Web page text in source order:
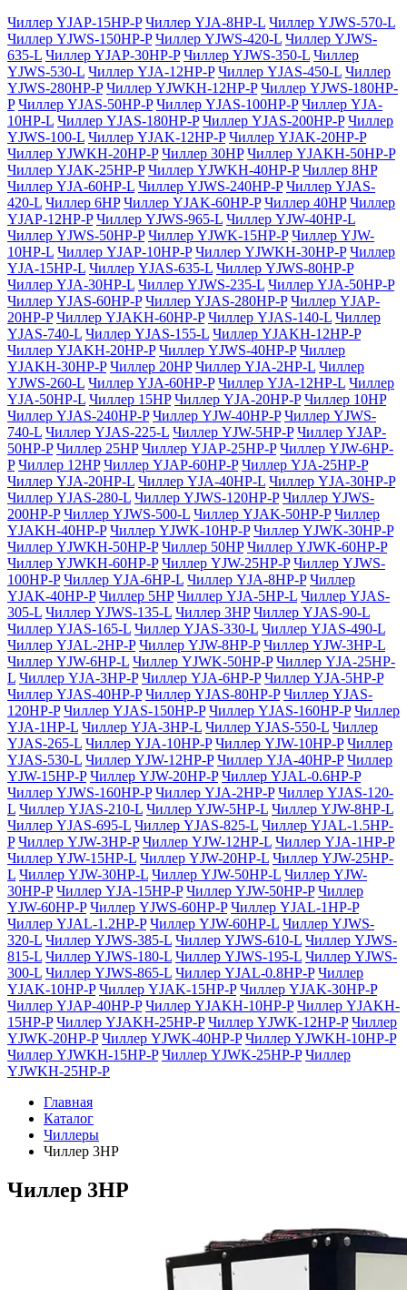
Чиллер YJAP-15HP-P Чиллер YJA-8HP-L Чиллер YJWS-570-L
Чиллер YJWS-150HP-P Чиллер YJWS-420-L Чиллер YJWS-
635-L Чиллер YJAP-30HP-P Чиллер YJWS-350-L Чиллер
YJWS-530-L Чиллер YJA-12HP-P Чиллер YJAS-450-L Чиллер
YJWS-280HP-P Чиллер YJWKH-12HP-P Чиллер YJWS-180HP-
P Чиллер YJAS-50HP-P Чиллер YJAS-100HP-P Чиллер YJA-
10HP-L Чиллер YJAS-180HP-P Чиллер YJAS-200HP-P Чиллер
YJWS-100-L Чиллер YJAK-12HP-P Чиллер YJAK-20HP-P
Чиллер YJWKH-20HP-P Чиллер 30HP Чиллер YJAKH-50HP-P
Чиллер YJAK-25HP-P Чиллер YJWKH-40HP-P Чиллер 8HP
Чиллер YJA-60HP-L Чиллер YJWS-240HP-P Чиллер YJAS-
420-L Чиллер 6HP Чиллер YJAK-60HP-P Чиллер 40HP Чиллер
YJAP-12HP-P Чиллер YJWS-965-L Чиллер YJW-40HP-L
Чиллер YJWS-50HP-P Чиллер YJWK-15HP-P Чиллер YJW-
10HP-L Чиллер YJAP-10HP-P Чиллер YJWKH-30HP-P Чиллер
YJA-15HP-L Чиллер YJAS-635-L Чиллер YJWS-80HP-P
Чиллер YJA-30HP-L Чиллер YJWS-235-L Чиллер YJA-50HP-P
Чиллер YJAS-60HP-P Чиллер YJAS-280HP-P Чиллер YJAP-
20HP-P Чиллер YJAKH-60HP-P Чиллер YJAS-140-L Чиллер
YJAS-740-L Чиллер YJAS-155-L Чиллер YJAKH-12HP-P
Чиллер YJAKH-20HP-P Чиллер YJWS-40HP-P Чиллер
YJAKH-30HP-P Чиллер 20HP Чиллер YJA-2HP-L Чиллер
YJWS-260-L Чиллер YJA-60HP-P Чиллер YJA-12HP-L Чиллер
YJA-50HP-L Чиллер 15HP Чиллер YJA-20HP-P Чиллер 10HP
Чиллер YJAS-240HP-P Чиллер YJW-40HP-P Чиллер YJWS-
740-L Чиллер YJAS-225-L Чиллер YJW-5HP-P Чиллер YJAP-
50HP-P Чиллер 25HP Чиллер YJAP-25HP-P Чиллер YJW-6HP-
P Чиллер 12HP Чиллер YJAP-60HP-P Чиллер YJA-25HP-P
Чиллер YJA-20HP-L Чиллер YJA-40HP-L Чиллер YJA-30HP-P
Чиллер YJAS-280-L Чиллер YJWS-120HP-P Чиллер YJWS-
200HP-P Чиллер YJWS-500-L Чиллер YJAK-50HP-P Чиллер
YJAKH-40HP-P Чиллер YJWK-10HP-P Чиллер YJWK-30HP-P
Чиллер YJWKH-50HP-P Чиллер 50HP Чиллер YJWK-60HP-P
Чиллер YJWKH-60HP-P Чиллер YJW-25HP-P Чиллер YJWS-
100HP-P Чиллер YJA-6HP-L Чиллер YJA-8HP-P Чиллер
YJAK-40HP-P Чиллер 5HP Чиллер YJA-5HP-L Чиллер YJAS-
305-L Чиллер YJWS-135-L Чиллер 3HP Чиллер YJAS-90-L
Чиллер YJAS-165-L Чиллер YJAS-330-L Чиллер YJAS-490-L
Чиллер YJAL-2HP-P Чиллер YJW-8HP-P Чиллер YJW-3HP-L
Чиллер YJW-6HP-L Чиллер YJWK-50HP-P Чиллер YJA-25HP-
L Чиллер YJA-3HP-P Чиллер YJA-6HP-P Чиллер YJA-5HP-P
Чиллер YJAS-40HP-P Чиллер YJAS-80HP-P Чиллер YJAS-
120HP-P Чиллер YJAS-150HP-P Чиллер YJAS-160HP-P Чиллер
YJA-1HP-L Чиллер YJA-3HP-L Чиллер YJAS-550-L Чиллер
YJAS-265-L Чиллер YJA-10HP-P Чиллер YJW-10HP-P Чиллер
YJAS-530-L Чиллер YJW-12HP-P Чиллер YJA-40HP-P Чиллер
YJW-15HP-P Чиллер YJW-20HP-P Чиллер YJAL-0.6HP-P
Чиллер YJWS-160HP-P Чиллер YJA-2HP-P Чиллер YJAS-120-
L Чиллер YJAS-210-L Чиллер YJW-5HP-L Чиллер YJW-8HP-L
Чиллер YJAS-695-L Чиллер YJAS-825-L Чиллер YJAL-1.5HP-
P Чиллер YJW-3HP-P Чиллер YJW-12HP-L Чиллер YJA-1HP-P
Чиллер YJW-15HP-L Чиллер YJW-20HP-L Чиллер YJW-25HP-
L Чиллер YJW-30HP-L Чиллер YJW-50HP-L Чиллер YJW-
30HP-P Чиллер YJA-15HP-P Чиллер YJW-50HP-P Чиллер
YJW-60HP-P Чиллер YJWS-60HP-P Чиллер YJAL-1HP-P
Чиллер YJAL-1.2HP-P Чиллер YJW-60HP-L Чиллер YJWS-
320-L Чиллер YJWS-385-L Чиллер YJWS-610-L Чиллер YJWS-
815-L Чиллер YJWS-180-L Чиллер YJWS-195-L Чиллер YJWS-
300-L Чиллер YJWS-865-L Чиллер YJAL-0.8HP-P Чиллер
YJAK-10HP-P Чиллер YJAK-15HP-P Чиллер YJAK-30HP-P
Чиллер YJAP-40HP-P Чиллер YJAKH-10HP-P Чиллер YJAKH-
15HP-P Чиллер YJAKH-25HP-P Чиллер YJWK-12HP-P Чиллер
YJWK-20HP-P Чиллер YJWK-40HP-P Чиллер YJWKH-10HP-P
Чиллер YJWKH-15HP-P Чиллер YJWK-25HP-P Чиллер
YJWKH-25HP-P
Главная
Каталог
Чиллеры
Чиллер 3HP
Чиллер 3HP